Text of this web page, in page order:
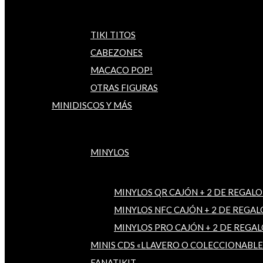
TIKI TITOS
CABEZONES
MACACO POP!
OTRAS FIGURAS
MINIDISCOS Y MÁS
MINYLOS
MINYLOS QR CAJÓN + 2 DE
MINYLOS NFC CAJÓN + 2 DE
MINYLOS PRO CAJÓN + 2 DE
MINIS CDS «LLAVERO O